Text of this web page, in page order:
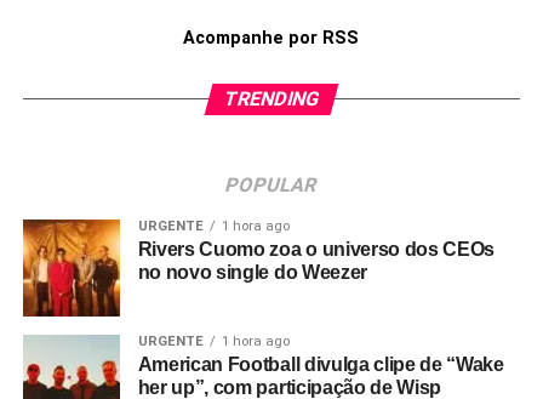
Acompanhe por RSS
TRENDING
POPULAR
URGENTE 1 hora ago
Rivers Cuomo zoa o universo dos CEOs
no novo single do Weezer
URGENTE 1 hora ago
American Football divulga clipe de “Wake
her up”, com participação de Wisp